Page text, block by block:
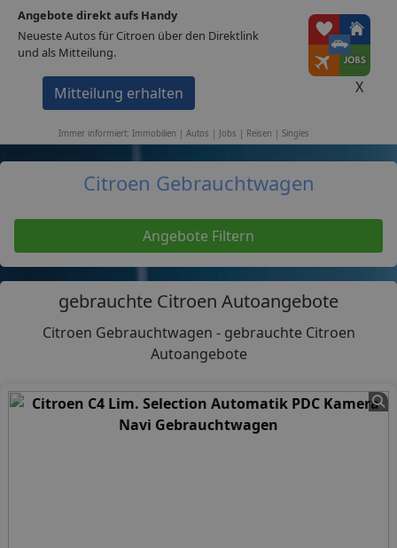
1A-Portale
Home Autos
Citroen Gebrauchtwagen
Angebote Filtern
gebrauchte Citroen Autoangebote
Citroen Gebrauchtwagen - gebrauchte Citroen
Autoangebote
Angebote direkt aufs Handy
Neueste Autos für Citroen über den Direktlink
und als Mitteilung.
Mitteilung erhalten X
Immer informiert: Immobilien | Autos | Jobs | Reisen | Singles